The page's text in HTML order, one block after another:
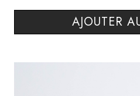
AJOUTER